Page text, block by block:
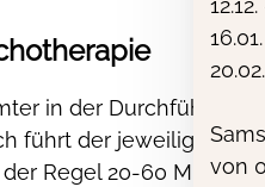
in der Durchführung
führt der jeweilige
Regel 20-60
von